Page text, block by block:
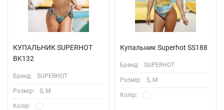
КУПАЛЬНИК SUPERHOT
BK132
Бренд: SUPERHOT
Розмiр: S, M
Колiр:
Купальник Superhot SS188
Бренд: SUPERHOT
Розмiр: S, M
Колiр: